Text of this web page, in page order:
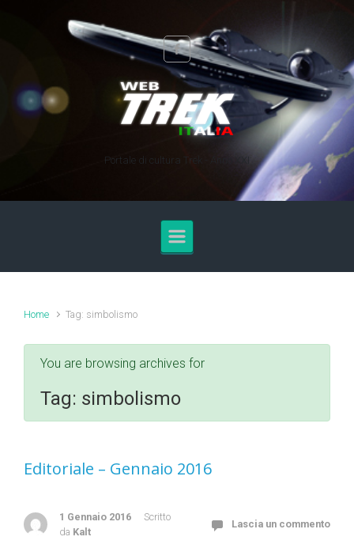
Skip to main content
Portale di cultura Trek - Anno XXI
Home Tag: simbolismo
You are browsing archives for
Tag: simbolismo
Editoriale – Gennaio 2016
1 Gennaio 2016
Scritto
da Kalt
Lascia un commento